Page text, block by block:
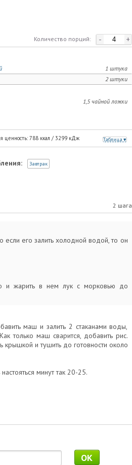
- +
Количество порций:
1 штука
2 штуки
1,5 чайной ложки
Таблица
ценность: 788ккал / 3299кДж
Завтрак
2 шага
если его залить холодной водой, то он
и жарить в нем лук с морковью до
маш и залить 2 стаканами воды,
только маш сварится, добавить рис.
крышкой и тушить до готовности около
минут так 20-25.
OK